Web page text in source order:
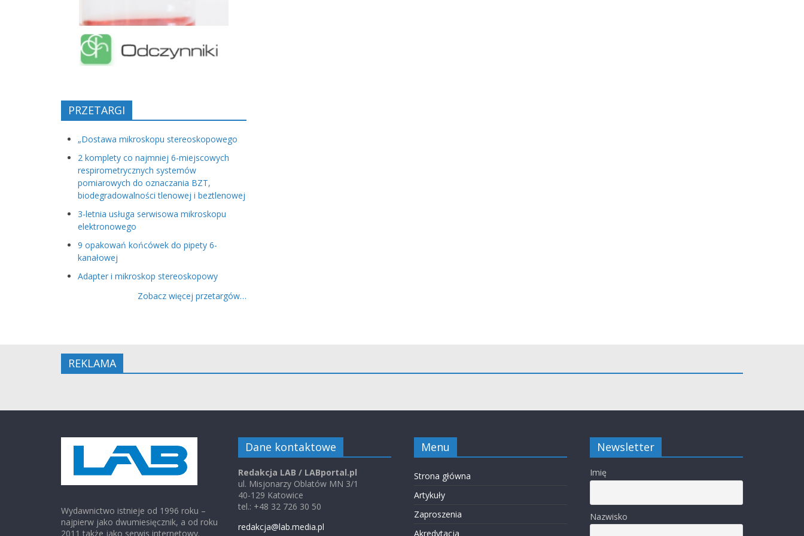
PRZETARGI
„Dostawa mikroskopu stereoskopowego
2 komplety co najmniej 6-miejscowych
respirometrycznych systemów
pomiarowych do oznaczania BZT,
biodegradowalności tlenowej i beztlenowej
3-letnia usługa serwisowa mikroskopu
elektronowego
9 opakowań końcówek do pipety 6-
kanałowej
Adapter i mikroskop stereoskopowy
Zobacz więcej przetargów…
REKLAMA
Wydawnictwo istnieje od 1996 roku –
najpierw jako dwumiesięcznik, a od roku
2011 także jako serwis internetowy.
Dane kontaktowe
Redakcja LAB / LABportal.pl
ul. Misjonarzy Oblatów MN 3/1
40-129 Katowice
tel.: +48 32 726 30 50
redakcja@lab.media.pl
Menu
Strona główna
Artykuły
Zaproszenia
Akredytacja
Newsletter
Imię
Nazwisko